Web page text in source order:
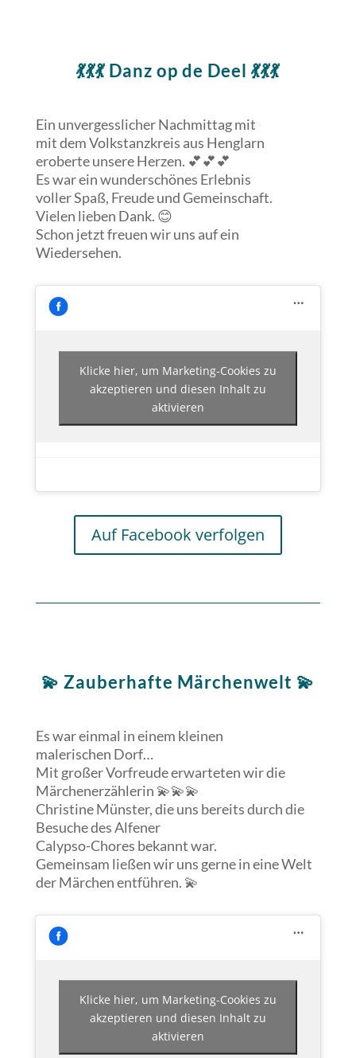
💃💃💃 Danz op de Deel 💃💃💃
Ein unvergesslicher Nachmittag mit
mit dem Volkstanzkreis aus Henglarn
eroberte unsere Herzen. 💕💕💕
Es war ein wunderschönes Erlebnis
voller Spaß, Freude und Gemeinschaft.
Vielen lieben Dank. 😊
Schon jetzt freuen wir uns auf ein
Wiedersehen.
Klicke hier, um Marketing-Cookies zu
akzeptieren und diesen Inhalt zu
aktivieren
Auf Facebook verfolgen
💫 Zauberhafte Märchenwelt 💫
Es war einmal in einem kleinen
malerischen Dorf…
Mit großer Vorfreude erwarteten wir die
Märchenerzählerin 💫💫💫
Christine Münster, die uns bereits durch die
Besuche des Alfener
Calypso-Chores bekannt war.
Gemeinsam ließen wir uns gerne in eine Welt
der Märchen entführen. 💫
Klicke hier, um Marketing-Cookies zu
akzeptieren und diesen Inhalt zu
aktivieren